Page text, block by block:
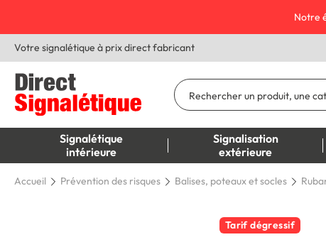
Notre
Votre signalétique à prix direct fabricant
Signalétique
intérieure
Signalisation
extérieure
Accueil Prévention des risques Balises, poteaux et socles
Tarif dégressif